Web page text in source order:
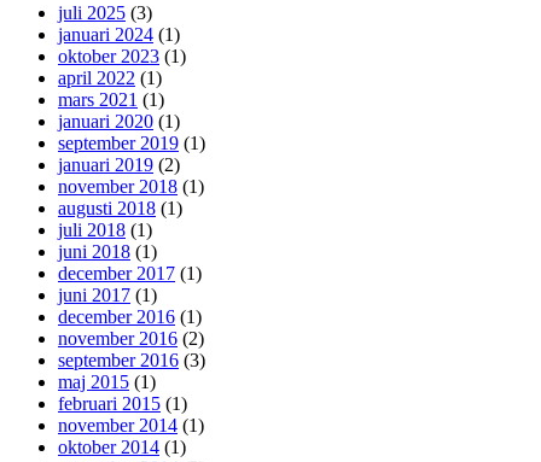
juli 2025 (3)
januari 2024 (1)
oktober 2023 (1)
april 2022 (1)
mars 2021 (1)
januari 2020 (1)
september 2019 (1)
januari 2019 (2)
november 2018 (1)
augusti 2018 (1)
juli 2018 (1)
juni 2018 (1)
december 2017 (1)
juni 2017 (1)
december 2016 (1)
november 2016 (2)
september 2016 (3)
maj 2015 (1)
februari 2015 (1)
november 2014 (1)
oktober 2014 (1)